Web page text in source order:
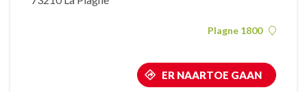
Plagne 1800
ER NAARTOE GAAN